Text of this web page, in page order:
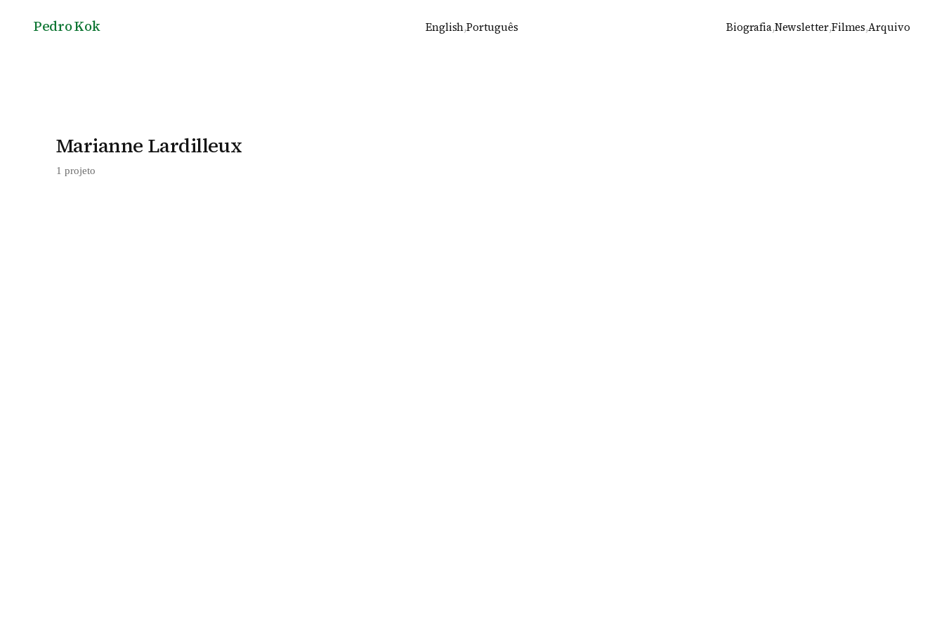
Pedro Kok English,Português Biografia,Newsletter,Filmes,Arquivo
Marianne Lardilleux
1 projeto